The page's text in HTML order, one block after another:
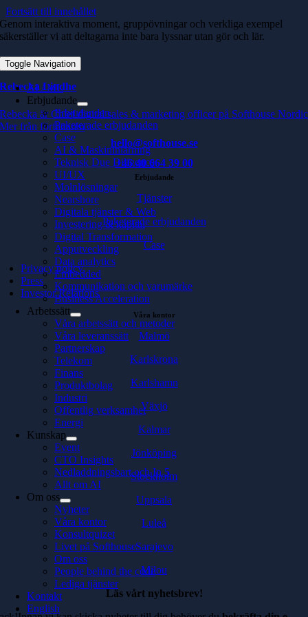
Fortsätt till innehållet
Toggle Navigation
AI / ML
Erbjudande
Erbjudanden
Paketerade erbjudanden
Case
AI & Maskininlärning
Teknisk Due Diligence
UI/UX
Molnlösningar
Nearshore
Digitala tjänster & Web
Investering & kapital
Digital Transformation
Apputveckling
Data analytics
Embedded
Kommunikation och varumärke
Business Acceleration
Arbetssätt
Våra arbetssätt och metoder
Våra leveranssätt
Partnerskap
Telekom
Finans
Produktbolag
Industri
Offentlig verksamhet
Energi
Kunskap
Event
CTO Insights
Nedladdningsbart och In 5
Allt om AI
Om oss
Nyheter
Våra kontor
Konsultquizet
Livet på Softhouse
Om oss
People behind the code
Lediga tjänster
Kontakt
English
Genom interaktiva moment, gruppövningar och verkliga exempel
säkerställer vi att deltagarna inte bara lyssnar utan gör och lär.
Rebecka Lindhe
Rebecka är Chief digital sales & marketing officer på Softhouse Nordic
Mer från författaren
hello@softhouse.se
+46 40 664 39 00
Erbjudande
Tjänster
Paketerade erbjudanden
Case
Privacy policy
Press
Investor Relations
Våra kontor
Malmö
Karlskrona
Karlshamn
Växjö
Kalmar
Jönköping
Stockholm
Uppsala
Luleå
Sarajevo
Milou
Läs vårt nyhetsbrev!